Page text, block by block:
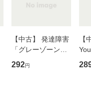
【中古】 発達障害
「グレーゾーン」
その正しい理解と
克服法 (SB新書 57
292円
【
のが